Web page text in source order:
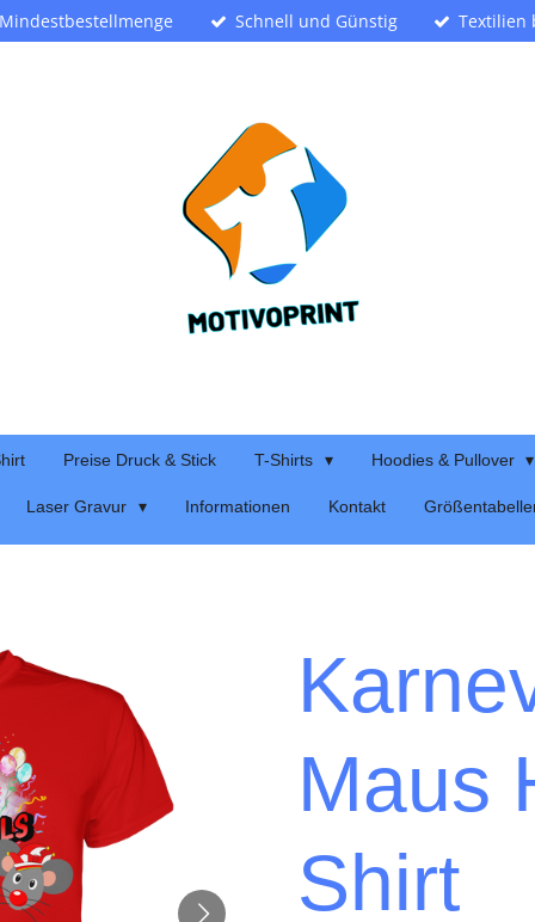
Schnell und Günstig Textilien
Preise Druck & Stick T-Shirts Hoodies & Pullover
Laser Gravur Informationen Kontakt
Maus
Shirt